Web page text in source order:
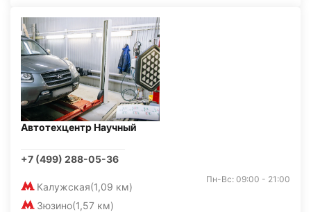
Автотехцентр Научный
+7 (499) 288-05-36
Калужская(1,09 км)
Зюзино(1,57 км)
Пн-Вс: 09:00 - 21:00